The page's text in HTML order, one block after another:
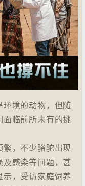
环境的动物，但随
临前所未有的挑
繁，不少骆驼出现
及感染等问题，甚
示，受访家庭饲养